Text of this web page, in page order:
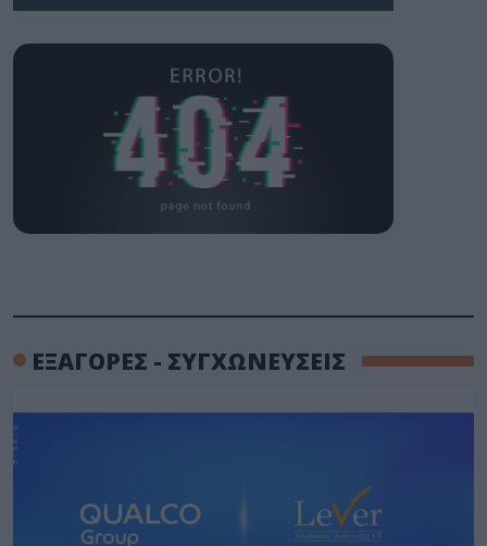
ΕΞΑΓΟΡΕΣ - ΣΥΓΧΩΝΕΥΣΕΙΣ